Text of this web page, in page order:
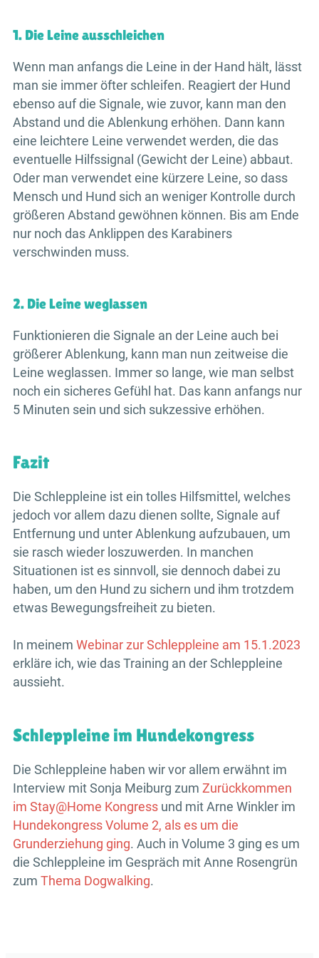
1. Die Leine ausschleichen
Wenn man anfangs die Leine in der Hand hält, lässt
man sie immer öfter schleifen. Reagiert der Hund
ebenso auf die Signale, wie zuvor, kann man den
Abstand und die Ablenkung erhöhen. Dann kann
eine leichtere Leine verwendet werden, die das
eventuelle Hilfssignal (Gewicht der Leine) abbaut.
Oder man verwendet eine kürzere Leine, so dass
Mensch und Hund sich an weniger Kontrolle durch
größeren Abstand gewöhnen können. Bis am Ende
nur noch das Anklippen des Karabiners
verschwinden muss.
2. Die Leine weglassen
Funktionieren die Signale an der Leine auch bei
größerer Ablenkung, kann man nun zeitweise die
Leine weglassen. Immer so lange, wie man selbst
noch ein sicheres Gefühl hat. Das kann anfangs nur
5 Minuten sein und sich sukzessive erhöhen.
Fazit
Die Schleppleine ist ein tolles Hilfsmittel, welches
jedoch vor allem dazu dienen sollte, Signale auf
Entfernung und unter Ablenkung aufzubauen, um
sie rasch wieder loszuwerden. In manchen
Situationen ist es sinnvoll, sie dennoch dabei zu
haben, um den Hund zu sichern und ihm trotzdem
etwas Bewegungsfreiheit zu bieten.
In meinem Webinar zur Schleppleine am 15.1.2023
erkläre ich, wie das Training an der Schleppleine
aussieht.
Schleppleine im Hundekongress
Die Schleppleine haben wir vor allem erwähnt im
Interview mit Sonja Meiburg zum Zurückkommen
im Stay@Home Kongress und mit Arne Winkler im
Hundekongress Volume 2, als es um die
Grunderziehung ging. Auch in Volume 3 ging es um
die Schleppleine im Gespräch mit Anne Rosengrün
zum Thema Dogwalking.